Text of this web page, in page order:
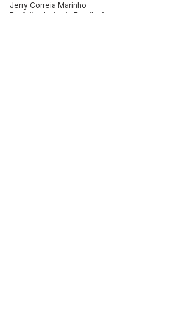
Jerry Correia Marinho
Prefeito de Assis Brasil – Acre